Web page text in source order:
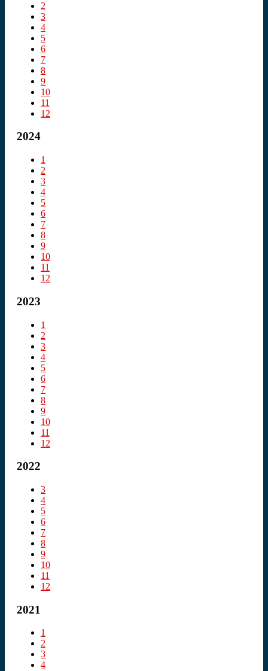
2
3
4
5
6
7
8
9
10
11
12
2024
1
2
3
4
5
6
7
8
9
10
11
12
2023
1
2
3
4
5
6
7
8
9
10
11
12
2022
3
4
5
6
7
8
9
10
11
12
2021
1
2
3
4